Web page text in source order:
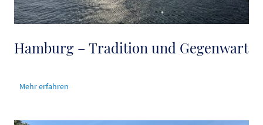
Hamburg – Tradition und Gegenwart
Mehr erfahren